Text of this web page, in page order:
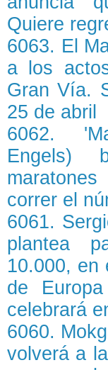
Quiere
6063. El
a los
Gran Vía.
25 de abril
6062.
Engels)
correr el
6061.
plantea
10.000, en
de
celebrará
6060.
volverá a